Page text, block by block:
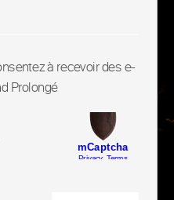
à recevoir des e-
Prolongé